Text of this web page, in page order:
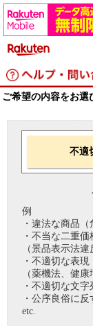
ご希望の内容をお選
不適
例
・違法な商品（
・不当な二重価
（景品表示法違
・不適切な表現
（薬機法、健康
・不適切な文字
・公序良俗に反
etc.